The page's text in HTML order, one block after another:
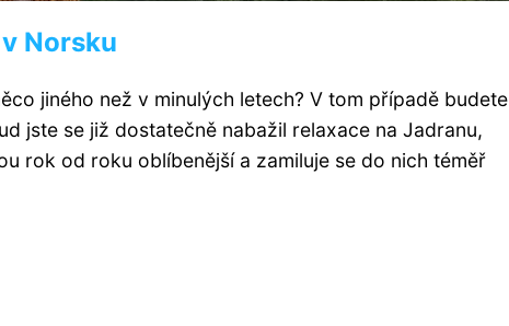
Norsku
jiného než v minulých letech? V tom případě budete
jste se již dostatečně nabažil relaxace na Jadranu,
rok od roku oblíbenější a zamiluje se do nich téměř